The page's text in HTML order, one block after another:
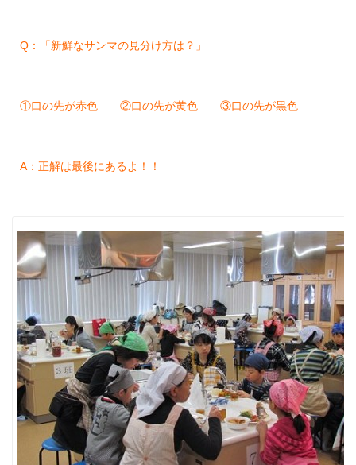
Q：「新鮮なサンマの見分け方は？」
①口の先が赤色 ②口の先が黄色 ③口の先が黒色
A：正解は最後にあるよ！！